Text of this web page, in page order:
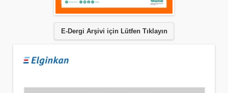
E-Dergi Arşivi için Lütfen Tıklayın